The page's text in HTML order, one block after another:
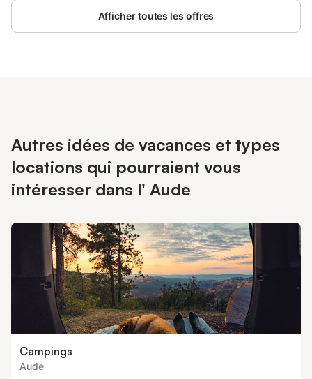
cuisine est entièrement équipée pour préparer vos repas, et la
connexion Wi-Fi vous permettra de rester connecté si vous le
souhaitez. La terrasse privée est l'endroit idéal pour profiter du
Afficher toutes les offres
Autres idées de vacances et types
locations qui pourraient vous
intéresser dans l' Aude
Campings
Aude